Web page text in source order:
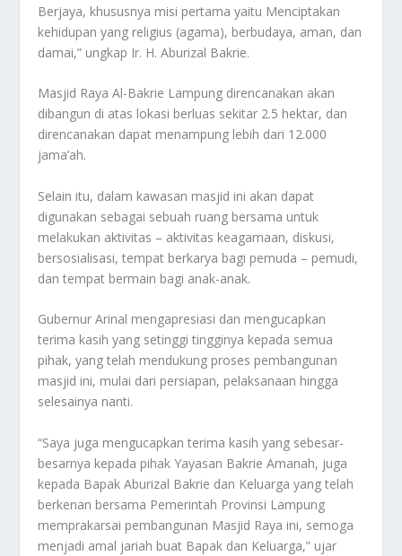
Berjaya, khususnya misi pertama yaitu Menciptakan
kehidupan yang religius (agama), berbudaya, aman, dan
damai,” ungkap Ir. H. Aburizal Bakrie.
Masjid Raya Al-Bakrie Lampung direncanakan akan
dibangun di atas lokasi berluas sekitar 2.5 hektar, dan
direncanakan dapat menampung lebih dari 12.000
jama’ah.
Selain itu, dalam kawasan masjid ini akan dapat
digunakan sebagai sebuah ruang bersama untuk
melakukan aktivitas – aktivitas keagamaan, diskusi,
bersosialisasi, tempat berkarya bagi pemuda – pemudi,
dan tempat bermain bagi anak-anak.
Gubernur Arinal mengapresiasi dan mengucapkan
terima kasih yang setinggi tingginya kepada semua
pihak, yang telah mendukung proses pembangunan
masjid ini, mulai dari persiapan, pelaksanaan hingga
selesainya nanti.
“Saya juga mengucapkan terima kasih yang sebesar-
besarnya kepada pihak Yayasan Bakrie Amanah, juga
kepada Bapak Aburizal Bakrie dan Keluarga yang telah
berkenan bersama Pemerintah Provinsi Lampung
memprakarsai pembangunan Masjid Raya ini, semoga
menjadi amal jariah buat Bapak dan Keluarga,” ujar